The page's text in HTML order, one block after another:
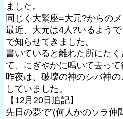
ました。
同じく大鷲座=大元?からの
最近、大元は4人?いるよう
で知らせてきました。
書いていると離れた所にた
て、にぎやかに鳴いて去って
昨夜は、破壊の神のシバ神
していました。
【12月20日追記】
先日の夢で”(何人かのソラ仲